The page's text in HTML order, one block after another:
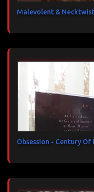
Malevolent &
Obsession - Century Of